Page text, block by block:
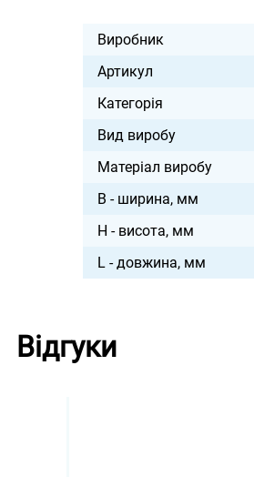
Виробник
Артикул
Категорія
Вид виробу
Матеріал виробу
B - ширина, мм
H - висота, мм
L - довжина, мм
Відгуки